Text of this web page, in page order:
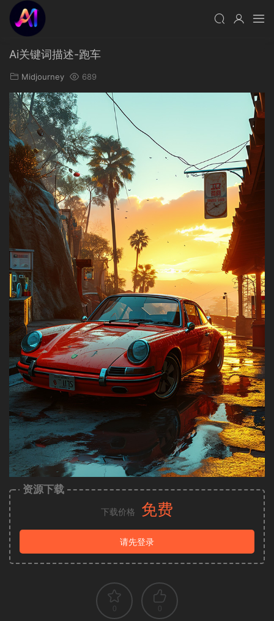
Ai关键词描述-跑车
Midjourney 689
资源下载
下载价格 免费
请先登录
0 0